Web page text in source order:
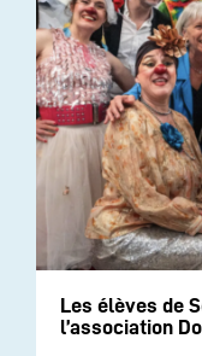
Les élèves de
l’association